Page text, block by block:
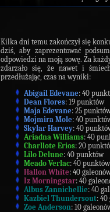
Kilka dni temu zakończył się
dziś, aby zaprezentować
odpowiedzi na moją sowę. Za
zdarzało się, że nawet i
przedłużając, czas na wyniki:
Abigail Edevane: 40
Dean Flores: 19 punktów
Maja Edevane: 25
Mojmira Mole: 40
Skylar Harvey: 40
Ariadna Williams: 40
Charllote Erios: 20
Lilo Delune: 40 punktów
Meado Verlac: 40 punktów
Hallon White: 40
Iz Morningstar: 40
Albus Zannichellie: 40
Kazbiel Thundersout: 40
Zoe Anderson: 10